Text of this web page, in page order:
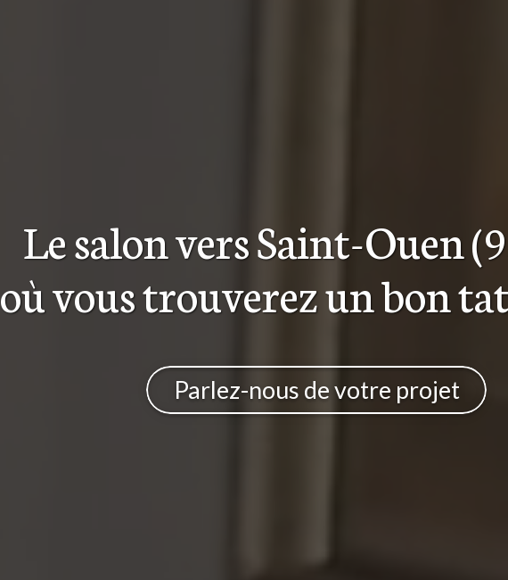
Le salonvers Saint-Ouen
où vous trouverezun bon
Parlez-nous de votre projet